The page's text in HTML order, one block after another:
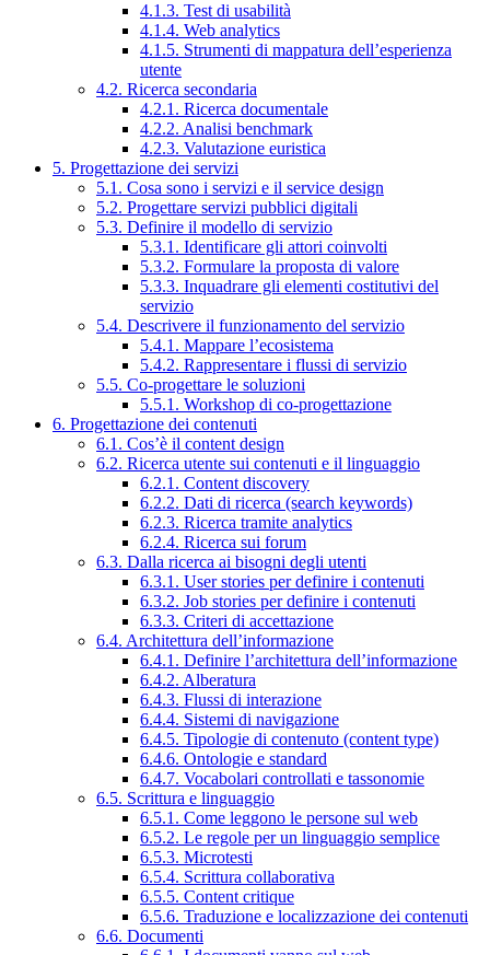
4.1.3. Test di usabilità
4.1.4. Web analytics
4.1.5. Strumenti di mappatura dell’esperienza
utente
4.2. Ricerca secondaria
4.2.1. Ricerca documentale
4.2.2. Analisi benchmark
4.2.3. Valutazione euristica
5. Progettazione dei servizi
5.1. Cosa sono i servizi e il service design
5.2. Progettare servizi pubblici digitali
5.3. Definire il modello di servizio
5.3.1. Identificare gli attori coinvolti
5.3.2. Formulare la proposta di valore
5.3.3. Inquadrare gli elementi costitutivi del
servizio
5.4. Descrivere il funzionamento del servizio
5.4.1. Mappare l’ecosistema
5.4.2. Rappresentare i flussi di servizio
5.5. Co-progettare le soluzioni
5.5.1. Workshop di co-progettazione
6. Progettazione dei contenuti
6.1. Cos’è il content design
6.2. Ricerca utente sui contenuti e il linguaggio
6.2.1. Content discovery
6.2.2. Dati di ricerca (search keywords)
6.2.3. Ricerca tramite analytics
6.2.4. Ricerca sui forum
6.3. Dalla ricerca ai bisogni degli utenti
6.3.1. User stories per definire i contenuti
6.3.2. Job stories per definire i contenuti
6.3.3. Criteri di accettazione
6.4. Architettura dell’informazione
6.4.1. Definire l’architettura dell’informazione
6.4.2. Alberatura
6.4.3. Flussi di interazione
6.4.4. Sistemi di navigazione
6.4.5. Tipologie di contenuto (content type)
6.4.6. Ontologie e standard
6.4.7. Vocabolari controllati e tassonomie
6.5. Scrittura e linguaggio
6.5.1. Come leggono le persone sul web
6.5.2. Le regole per un linguaggio semplice
6.5.3. Microtesti
6.5.4. Scrittura collaborativa
6.5.5. Content critique
6.5.6. Traduzione e localizzazione dei contenuti
6.6. Documenti